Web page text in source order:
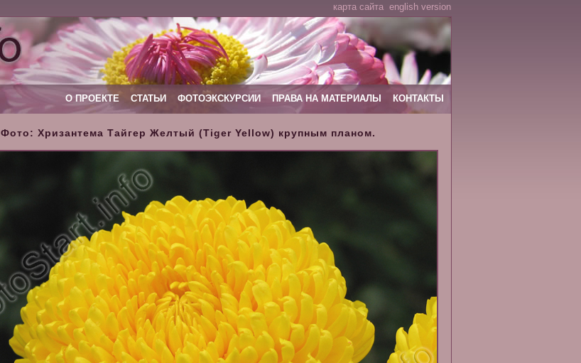
карта сайта english version
О ПРОЕКТЕ СТАТЬИ ФОТОЭКСКУРСИИ ПРАВА НА МАТЕРИАЛЫ КОНТАКТЫ
Фото: Хризантема Тайгер Желтый (Tiger Yellow) крупным планом.